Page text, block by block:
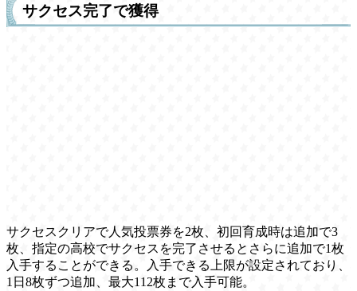
サクセス完了で獲得
サクセスクリアで人気投票券を2枚、初回育成時は追加で3
枚、指定の高校でサクセスを完了させるとさらに追加で1枚
入手することができる。入手できる上限が設定されており、
1日8枚ずつ追加、最大112枚まで入手可能。